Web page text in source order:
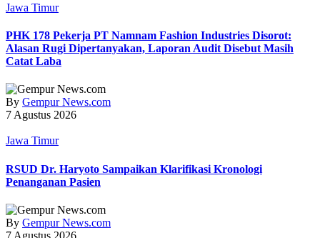
Jawa Timur
PHK 178 Pekerja PT Namnam Fashion Industries Disorot:
Alasan Rugi Dipertanyakan, Laporan Audit Disebut Masih
Catat Laba
By Gempur News.com
7 Agustus 2026
Jawa Timur
RSUD Dr. Haryoto Sampaikan Klarifikasi Kronologi
Penanganan Pasien
By Gempur News.com
7 Agustus 2026